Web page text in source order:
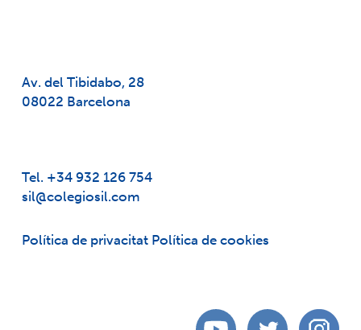
Av. del Tibidabo, 28
08022 Barcelona
Tel. +34 932 126 754
sil@colegiosil.com
Política de privacitat Política de cookies